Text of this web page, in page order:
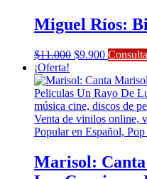
Miguel Ríos:
$11.000 El
original
era:
$11.000.
$9.900El
actual
es:
$9.900.
¡Oferta!
Marisol: